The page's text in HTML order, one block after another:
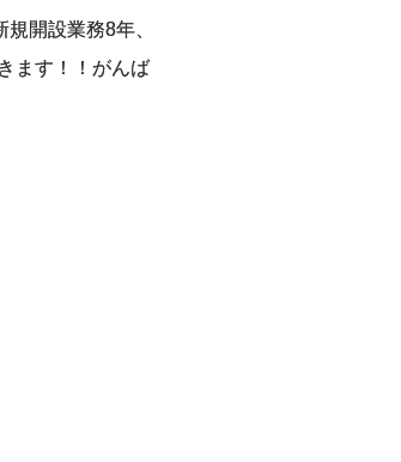
開設業務8年、
ます！！がんば